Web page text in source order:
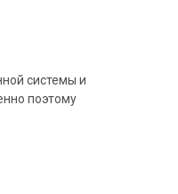
системы и
поэтому